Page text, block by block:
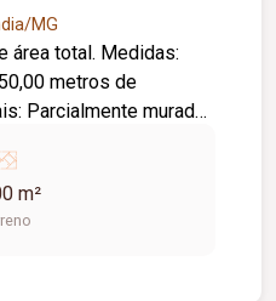
MG
Medidas:
metros de
área de lazer, pomar
m²